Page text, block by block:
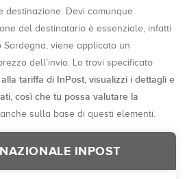
destinazione. Devi comunque
del destinatario è essenziale, infatti
viene applicato un
dell’invio. Lo trovi specificato
tariffa di InPost, visualizzi i dettagli e
così che tu possa valutare la
anche sulla base di questi elementi.
INPOST